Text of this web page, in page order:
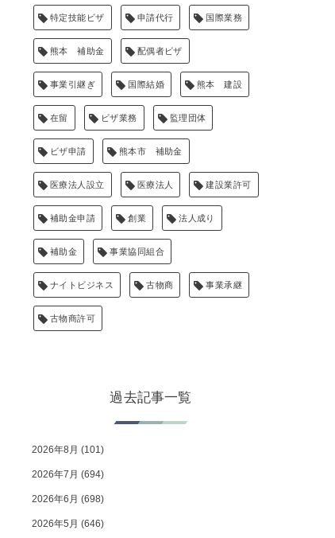
特定技能ビザ 申請代行 国際業務
熊本 補助金 配偶者ビザ
事業引継ぎ 国際結婚 熊本 建設
在留 ビザ業務 監理団体
ビザ申請 熊本市 補助金
医療法人設立 医療法人 建設業許可
補助金申請 創業 法人成り
補助金 事業協同組合
ナイトビジネス 古物商 事業承継
古物商許可
過去記事一覧
2026年8月 (101)
2026年7月 (694)
2026年6月 (698)
2026年5月 (646)